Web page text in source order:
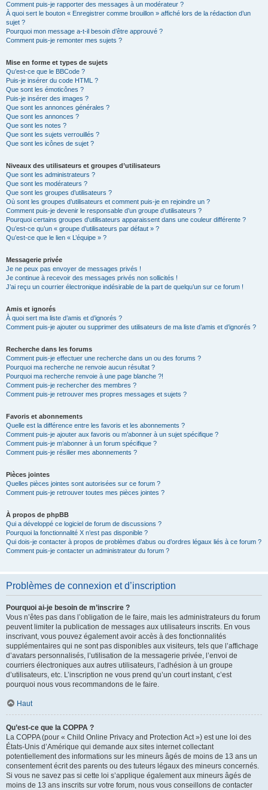
Comment puis-je rapporter des messages à un modérateur ?
À quoi sert le bouton « Enregistrer comme brouillon » affiché lors de la rédaction d’un
sujet ?
Pourquoi mon message a-t-il besoin d’être approuvé ?
Comment puis-je remonter mes sujets ?
Mise en forme et types de sujets
Qu’est-ce que le BBCode ?
Puis-je insérer du code HTML ?
Que sont les émoticônes ?
Puis-je insérer des images ?
Que sont les annonces générales ?
Que sont les annonces ?
Que sont les notes ?
Que sont les sujets verrouillés ?
Que sont les icônes de sujet ?
Niveaux des utilisateurs et groupes d’utilisateurs
Que sont les administrateurs ?
Que sont les modérateurs ?
Que sont les groupes d’utilisateurs ?
Où sont les groupes d’utilisateurs et comment puis-je en rejoindre un ?
Comment puis-je devenir le responsable d’un groupe d’utilisateurs ?
Pourquoi certains groupes d’utilisateurs apparaissent dans une couleur différente ?
Qu’est-ce qu’un « groupe d’utilisateurs par défaut » ?
Qu’est-ce que le lien « L’équipe » ?
Messagerie privée
Je ne peux pas envoyer de messages privés !
Je continue à recevoir des messages privés non sollicités !
J’ai reçu un courrier électronique indésirable de la part de quelqu’un sur ce forum !
Amis et ignorés
À quoi sert ma liste d’amis et d’ignorés ?
Comment puis-je ajouter ou supprimer des utilisateurs de ma liste d’amis et d’ignorés ?
Recherche dans les forums
Comment puis-je effectuer une recherche dans un ou des forums ?
Pourquoi ma recherche ne renvoie aucun résultat ?
Pourquoi ma recherche renvoie à une page blanche ?!
Comment puis-je rechercher des membres ?
Comment puis-je retrouver mes propres messages et sujets ?
Favoris et abonnements
Quelle est la différence entre les favoris et les abonnements ?
Comment puis-je ajouter aux favoris ou m’abonner à un sujet spécifique ?
Comment puis-je m’abonner à un forum spécifique ?
Comment puis-je résilier mes abonnements ?
Pièces jointes
Quelles pièces jointes sont autorisées sur ce forum ?
Comment puis-je retrouver toutes mes pièces jointes ?
À propos de phpBB
Qui a développé ce logiciel de forum de discussions ?
Pourquoi la fonctionnalité X n’est pas disponible ?
Qui dois-je contacter à propos de problèmes d’abus ou d’ordres légaux liés à ce forum ?
Comment puis-je contacter un administrateur du forum ?
Problèmes de connexion et d’inscription
Pourquoi ai-je besoin de m’inscrire ?
Vous n’êtes pas dans l’obligation de le faire, mais les administrateurs du forum
peuvent limiter la publication de messages aux utilisateurs inscrits. En vous
inscrivant, vous pouvez également avoir accès à des fonctionnalités
supplémentaires qui ne sont pas disponibles aux visiteurs, tels que l’affichage
d’avatars personnalisés, l’utilisation de la messagerie privée, l’envoi de
courriers électroniques aux autres utilisateurs, l’adhésion à un groupe
d’utilisateurs, etc. L’inscription ne vous prend qu’un court instant, c’est
pourquoi nous vous recommandons de le faire.
Haut
Qu’est-ce que la COPPA ?
La COPPA (pour « Child Online Privacy and Protection Act ») est une loi des
États-Unis d’Amérique qui demande aux sites internet collectant
potentiellement des informations sur les mineurs âgés de moins de 13 ans un
consentement écrit des parents ou des tuteurs légaux des mineurs concernés.
Si vous ne savez pas si cette loi s’applique également aux mineurs âgés de
moins de 13 ans inscrits sur votre forum, nous vous conseillons de contacter